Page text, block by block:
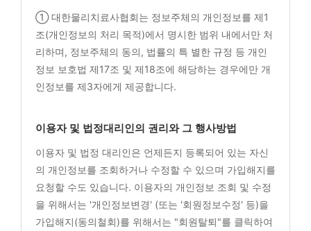
① 대한물리치료사협회는 정보주체의 개인정보를 제1
조(개인정보의 처리 목적)에서 명시한 범위 내에서만 처
리하며, 정보주체의 동의, 법률의 특 별한 규정 등 개인
정보 보호법 제17조 및 제18조에 해당하는 경우에만 개
인정보를 제3자에게 제공합니다.
이용자 및 법정대리인의 권리와 그 행사방법
이용자 및 법정 대리인은 언제든지 등록되어 있는 자신
의 개인정보를 조회하거나 수정할 수 있으며 가입해지를
요청할 수도 있습니다. 이용자의 개인정보 조회 및 수정
을 위해서는 '개인정보변경' (또는 '회원정보수정' 등)을
가입해지(동의철회)를 위해서는 "회원탈퇴"를 클릭하여